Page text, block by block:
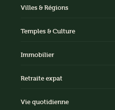
Villes & Régions
Temples & Culture
Immobilier
Retraite expat
Vie quotidienne